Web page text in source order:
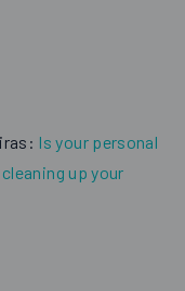
Is your personal
up your